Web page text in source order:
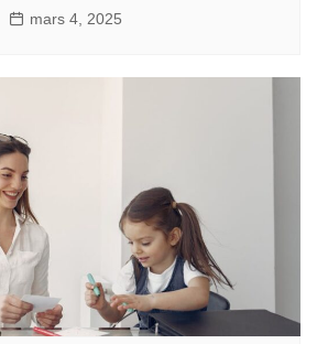
mars 4, 2025